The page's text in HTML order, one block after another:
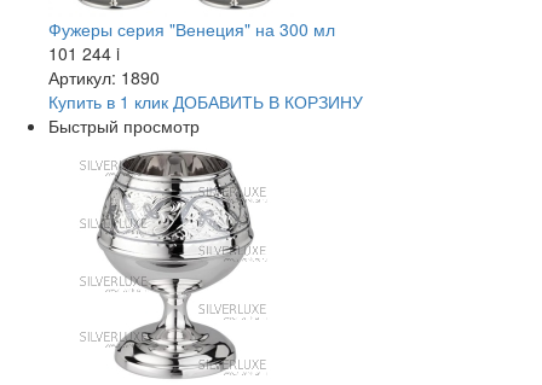
Фужеры серия "Венеция" на 300 мл
101 244 i
Артикул: 1890
Купить в 1 клик ДОБАВИТЬ В КОРЗИНУ
Быстрый просмотр